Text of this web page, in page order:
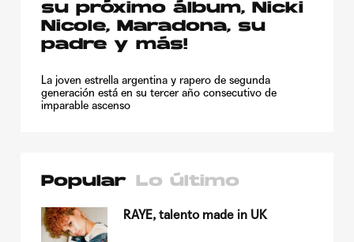
su próximo álbum, Nicki
Nicole, Maradona, su
padre y más!
La joven estrella argentina y rapero de segunda
generación está en su tercer año consecutivo de
imparable ascenso
Popular Lo último
RAYE, talento made in UK